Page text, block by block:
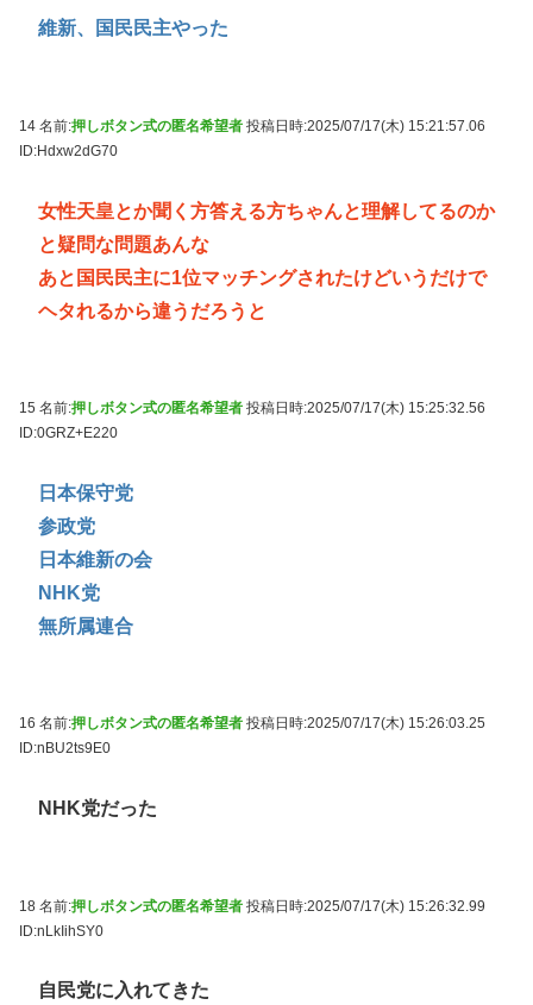
維新、国民民主やった
14 名前:押しボタン式の匿名希望者 投稿日時:2025/07/17(木) 15:21:57.06
ID:Hdxw2dG70
女性天皇とか聞く方答える方ちゃんと理解してるのか
と疑問な問題あんな
あと国民民主に1位マッチングされたけどいうだけで
ヘタれるから違うだろうと
15 名前:押しボタン式の匿名希望者 投稿日時:2025/07/17(木) 15:25:32.56
ID:0GRZ+E220
日本保守党
参政党
日本維新の会
NHK党
無所属連合
16 名前:押しボタン式の匿名希望者 投稿日時:2025/07/17(木) 15:26:03.25
ID:nBU2ts9E0
NHK党だった
18 名前:押しボタン式の匿名希望者 投稿日時:2025/07/17(木) 15:26:32.99
ID:nLkIihSY0
自民党に入れてきた